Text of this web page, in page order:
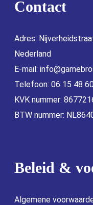
Contact
Adres:
Nederland
E-mail:
Telefoon: 06 15 48
KVK nummer:
BTW nummer:
Beleid &
Algemene